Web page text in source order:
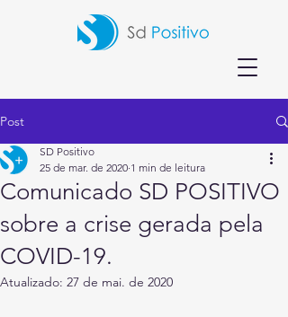
Post
Comunicado SD POSITIVO
sobre a crise gerada pela
COVID-19.
SD Positivo
25 de mar. de 2020 1 min de leitura
Atualizado: 27 de mai. de 2020